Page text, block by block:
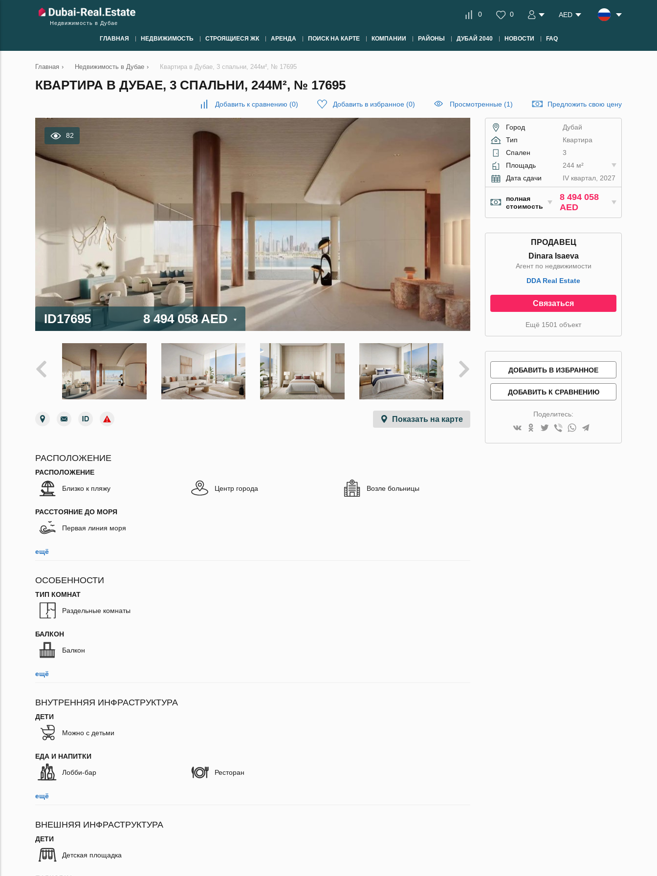
Недвижимость в Дубае
0 0 AED
ГЛАВНАЯ НЕДВИЖИМОСТЬ СТРОЯЩИЕСЯ ЖК АРЕНДА ПОИСК НА КАРТЕ КОМПАНИИ РАЙОНЫ ДУБАЙ 2040 НОВОСТИ FAQ
Главная › Недвижимость в Дубае › Квартира в Дубае, 3 спальни, 244м², № 17695
КВАРТИРА В ДУБАЕ, 3 СПАЛЬНИ, 244М², № 17695
Добавить к сравнению (0) Добавить в избранное (0) Просмотренные (1) Предложить свою цену
82
ID17695 8 494 058 AED
Показать на карте
РАСПОЛОЖЕНИЕ
РАСПОЛОЖЕНИЕ
Близко к пляжу Центр города Возле больницы
РАССТОЯНИЕ ДО МОРЯ
Первая линия моря
ещё
ОСОБЕННОСТИ
ТИП КОМНАТ
Раздельные комнаты
БАЛКОН
Балкон
ещё
ВНУТРЕННЯЯ ИНФРАСТРУКТУРА
ДЕТИ
Можно с детьми
ЕДА И НАПИТКИ
Лобби-бар Ресторан
ещё
ВНЕШНЯЯ ИНФРАСТРУКТУРА
ДЕТИ
Детская площадка
Город
Дубай
Тип
Квартира
Спален
3
Площадь
244 м²
Дата сдачи
IV квартал, 2027
полная
стоимость
8 494 058
AED
ПРОДАВЕЦ
Dinara Isaeva
Агент по недвижимости
DDA Real Estate
Связаться
Ещё 1501 объект
ДОБАВИТЬ В ИЗБРАННОЕ
ДОБАВИТЬ К СРАВНЕНИЮ
Поделитесь: